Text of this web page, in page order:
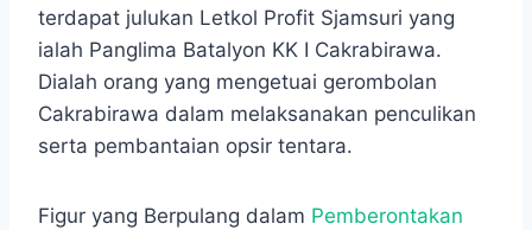
terdapat julukan Letkol Profit Sjamsuri yang
ialah Panglima Batalyon KK I Cakrabirawa.
Dialah orang yang mengetuai gerombolan
Cakrabirawa dalam melaksanakan penculikan
serta pembantaian opsir tentara.
Figur yang Berpulang dalam Pemberontakan